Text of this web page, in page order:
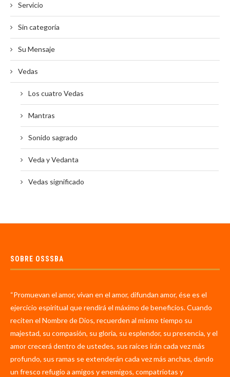
Servicio
Sin categoría
Su Mensaje
Vedas
Los cuatro Vedas
Mantras
Sonido sagrado
Veda y Vedanta
Vedas significado
SOBRE OSSSBA
“Promuevan el amor, vivan en el amor, difundan amor, ése es el
ejercicio espiritual que rendirá el máximo de beneficios. Cuando
reciten el Nombre de Dios, recuerden al mismo tiempo su
majestad, su compasión, su gloria, su esplendor, su presencia, y el
amor crecerá dentro de ustedes, sus raíces irán cada vez más
profundo, sus ramas se extenderán cada vez más anchas, dando
un fresco refugio a amigos y enemigos, compatriotas y